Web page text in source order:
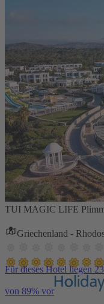
TUI MAGIC LIFE
Griechenland -
Für dieses Hotel liegen
von 89% vor